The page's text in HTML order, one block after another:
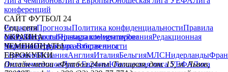
конференций
САЙТ ФУТБОЛ 24
РедакцияПрогнозыПолитика конфиденциальностиПравила
сайтуКонтактыПравила комментированияРедакционная
политикаСтруктура собственности
Соц. сети
facebookxyoutubeinstagramtelegramviber
УКРАИНА
УкраинаПервая лигаВторая лига
ЧЕМПИОНАТЫ
ГерманияИспанияАнглияИталияБельгияМЛСНидерланды
ЕВРОКУБКИ
Лига чемпионовЛига ЕвропыЮношеская лига УЕФАЛига
Онлайн-медиа «Футбол 24»пл. Галицкая, дом. 15, м. Львов,